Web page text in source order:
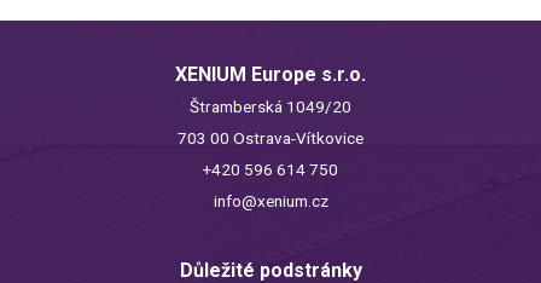
XENIUM Europe s.r.o.
Štramberská 1049/20
703 00 Ostrava-Vítkovice
+420 596 614 750
info@xenium.cz
Důležité podstránky